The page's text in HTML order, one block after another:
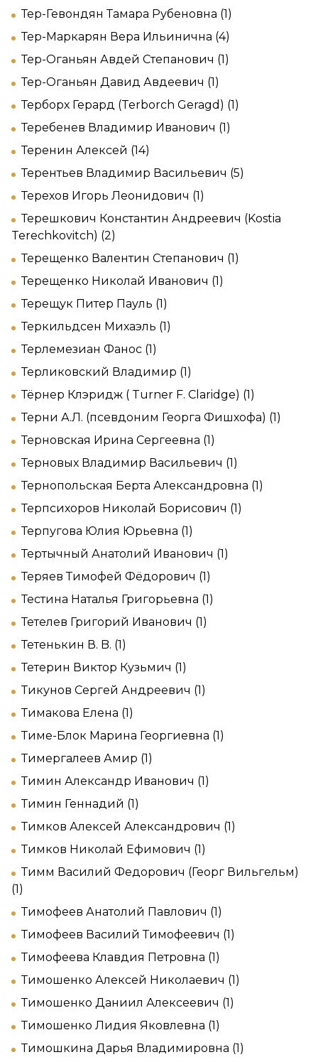
Тер-Гевондян Тамара Рубеновна (1)
Тер-Маркарян Вера Ильинична (4)
Тер-Оганьян Авдей Степанович (1)
Тер-Оганьян Давид Авдеевич (1)
Терборх Герард (Terborch Geragd) (1)
Теребенев Владимир Иванович (1)
Теренин Алексей (14)
Терентьев Владимир Васильевич (5)
Терехов Игорь Леонидович (1)
Терешкович Константин Андреевич (Kostia
Terechkovitch) (2)
Терещенко Валентин Степанович (1)
Терещенко Николай Иванович (1)
Терещук Питер Пауль (1)
Теркильдсен Михаэль (1)
Терлемезиан Фанос (1)
Терликовский Владимир (1)
Тёрнер Клэридж ( Turner F. Claridge) (1)
Терни А.Л. (псевдоним Георга Фишхофа) (1)
Терновская Ирина Сергеевна (1)
Терновых Владимир Васильевич (1)
Тернопольская Берта Александровна (1)
Терпсихоров Николай Борисович (1)
Терпугова Юлия Юрьевна (1)
Тертычный Анатолий Иванович (1)
Теряев Тимофей Фёдорович (1)
Тестина Наталья Григорьевна (1)
Тетелев Григорий Иванович (1)
Тетенькин В. B. (1)
Тетерин Виктор Кузьмич (1)
Тикунов Сергей Андреевич (1)
Тимакова Елена (1)
Тиме-Блок Марина Георгиевна (1)
Тимергалеев Амир (1)
Тимин Александр Иванович (1)
Тимин Геннадий (1)
Тимков Алексей Александрович (1)
Тимков Николай Ефимович (1)
Тимм Василий Федорович (Георг Вильгельм)
(1)
Тимофеев Анатолий Павлович (1)
Тимофеев Василий Тимофеевич (1)
Тимофеева Клавдия Петровна (1)
Тимошенко Алексей Николаевич (1)
Тимошенко Даниил Алексеевич (1)
Тимошенко Лидия Яковлевна (1)
Тимошкина Дарья Владимировна (1)